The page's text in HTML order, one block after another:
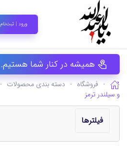
ورود | ثبت‌نام
همیشه در کنار شما هستیم.
فروشگاه دسته بندی محصولات
و سیلندر ترمز
فیلترها